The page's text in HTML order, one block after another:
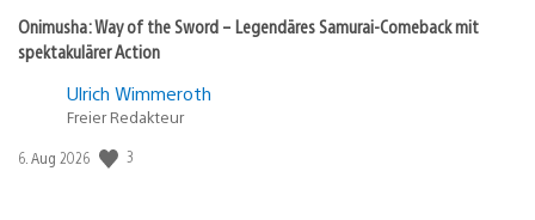
Onimusha: Way of the Sword – Legendäres Samurai-Comeback mit
spektakulärer Action
Ulrich Wimmeroth
Freier Redakteur
Veröffentlichungsdatum:
6. Aug 2026 3